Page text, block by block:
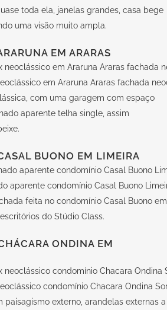
toda ela, janelas grandes, casa bege
uma visão muito ampla.
EM ARARAS
em Araruna Araras fachada
com uma garagem com espaço
aparente telha single, assim
BUONO EM LIMEIRA
aparente condomínio Casal Buono
feita no condomínio Casal Buono em
do Stúdio Class.
ONDINA EM
condomínio Chacara Ondina
paisagismo externo, arandelas externas a